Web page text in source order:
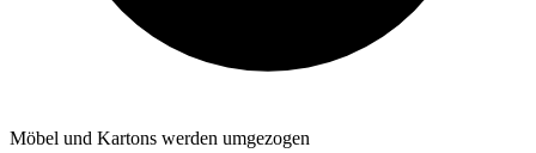
Möbel und Kartons werden umgezogen